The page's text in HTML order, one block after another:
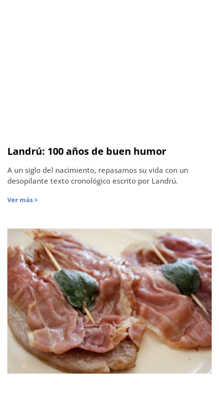
Landrú: 100 años de buen humor
A un siglo del nacimiento, repasamos su vida con un
desopilante texto cronológico escrito por Landrú.
Ver más >